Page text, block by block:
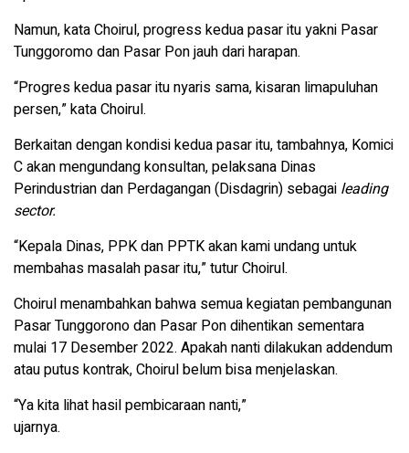
Namun, kata Choirul, progress kedua pasar itu yakni Pasar
Tunggoromo dan Pasar Pon jauh dari harapan.
“Progres kedua pasar itu nyaris sama, kisaran limapuluhan
persen,” kata Choirul.
Berkaitan dengan kondisi kedua pasar itu, tambahnya, Komici
C akan mengundang konsultan, pelaksana Dinas
Perindustrian dan Perdagangan (Disdagrin) sebagai leading
sector.
“Kepala Dinas, PPK dan PPTK akan kami undang untuk
membahas masalah pasar itu,” tutur Choirul.
Choirul menambahkan bahwa semua kegiatan pembangunan
Pasar Tunggorono dan Pasar Pon dihentikan sementara
mulai 17 Desember 2022. Apakah nanti dilakukan addendum
atau putus kontrak, Choirul belum bisa menjelaskan.
“Ya kita lihat hasil pembicaraan nanti,”
ujarnya.